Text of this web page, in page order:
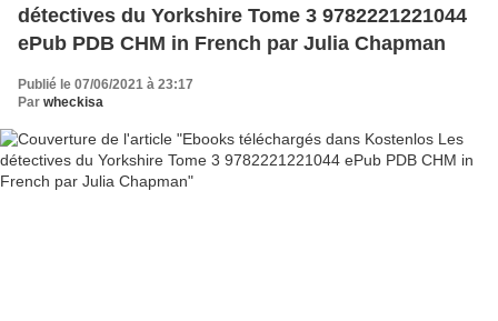
détectives du Yorkshire Tome 3 9782221221044
ePub PDB CHM in French par Julia Chapman
Publié le 07/06/2021 à 23:17
Par wheckisa